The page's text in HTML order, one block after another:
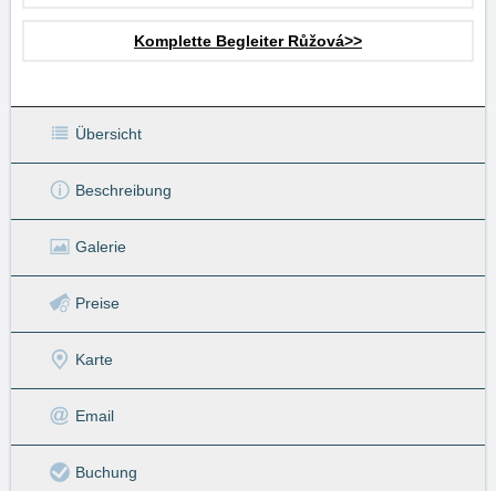
Komplette Begleiter Růžová>>
Übersicht
Beschreibung
Galerie
Preise
Karte
Email
Buchung